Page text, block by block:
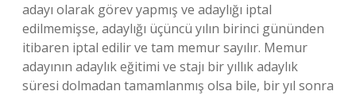
adayı olarak görev yapmış ve adaylığı iptal
edilmemişse, adaylığı üçüncü yılın birinci gününden
itibaren iptal edilir ve tam memur sayılır. Memur
adayının adaylık eğitimi ve stajı bir yıllık adaylık
süresi dolmadan tamamlanmış olsa bile, bir yıl sonra